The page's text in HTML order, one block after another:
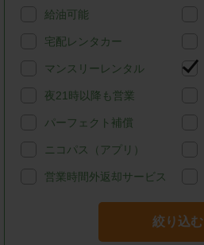
給油可能
宅配レンタカー
マンスリーレンタル
夜21時以降も営業
パーフェクト補償
ニコパス（アプリ）
営業時間外返却サービス
絞り込む